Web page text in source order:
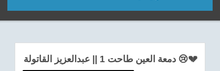
شعر
دمعة العين طاحت 1 || عبدالعزيز القاتولة 😢💔